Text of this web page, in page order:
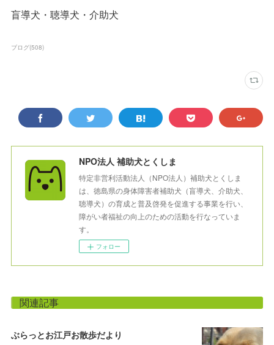
盲導犬・聴導犬・介助犬
ブログ(508)
NPO法人 補助犬とくしま
特定非営利活動法人（NPO法人）補助犬とくしま
は、徳島県の身体障害者補助犬（盲導犬、介助犬、
聴導犬）の育成と普及啓発を促進する事業を行い、
障がい者福祉の向上のための活動を行なっていま
す。
フォロー
関連記事
ぶらっとお江戸お散歩だより